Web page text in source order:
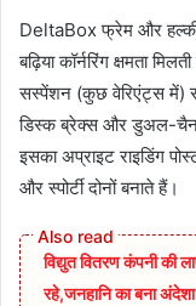
DeltaBox फ्रेम और हल्की
बढ़िया कॉर्नरिंग क्षमता
सस्पेंशन (कुछ वेरिएंट्स में)
डिस्क ब्रेक्स और डुअल-
इसका अप्राइट राइडिंग
और स्पोर्टी दोनों बनाते हैं।
विद्युत वितरण कंपनी की
रहे,जनहानि का बना अंदेशा